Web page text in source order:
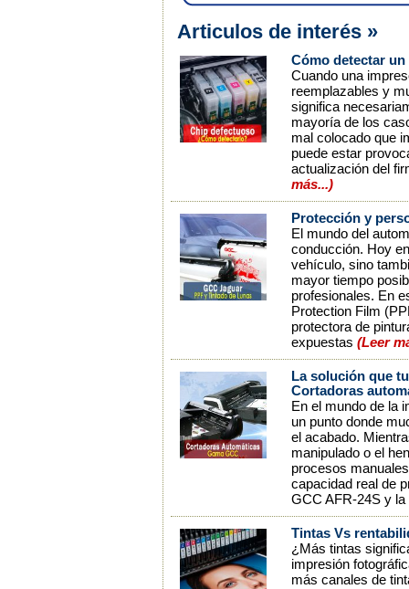
Articulos de interés »
Cómo detectar
Cuando una
reemplazables y
significa
mayoría de los
mal colocado que
puede estar
actualización del
más...)
Protección y
El mundo del
conducción. Hoy
vehículo, sino
mayor tiempo
profesionales. En
Protection Film
protectora de
expuestas (Leer
La solución que
Cortadoras
En el mundo de la
un punto donde
el acabado.
manipulado o el
procesos
capacidad real de
GCC AFR-24S y
Tintas Vs
¿Más tintas
impresión
más canales de